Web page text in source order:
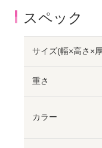
スペック
サイズ(幅×高さ×
重さ
カラー